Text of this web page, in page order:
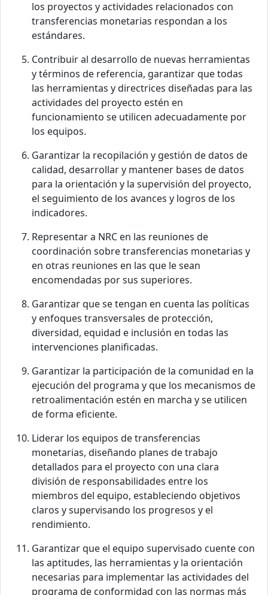
los proyectos y actividades relacionados con
transferencias monetarias respondan a los
estándares.
Contribuir al desarrollo de nuevas herramientas
y términos de referencia, garantizar que todas
las herramientas y directrices diseñadas para las
actividades del proyecto estén en
funcionamiento se utilicen adecuadamente por
los equipos.
Garantizar la recopilación y gestión de datos de
calidad, desarrollar y mantener bases de datos
para la orientación y la supervisión del proyecto,
el seguimiento de los avances y logros de los
indicadores.
Representar a NRC en las reuniones de
coordinación sobre transferencias monetarias y
en otras reuniones en las que le sean
encomendadas por sus superiores.
Garantizar que se tengan en cuenta las políticas
y enfoques transversales de protección,
diversidad, equidad e inclusión en todas las
intervenciones planificadas.
Garantizar la participación de la comunidad en la
ejecución del programa y que los mecanismos de
retroalimentación estén en marcha y se utilicen
de forma eficiente.
Liderar los equipos de transferencias
monetarias, diseñando planes de trabajo
detallados para el proyecto con una clara
división de responsabilidades entre los
miembros del equipo, estableciendo objetivos
claros y supervisando los progresos y el
rendimiento.
Garantizar que el equipo supervisado cuente con
las aptitudes, las herramientas y la orientación
necesarias para implementar las actividades del
programa de conformidad con las normas más